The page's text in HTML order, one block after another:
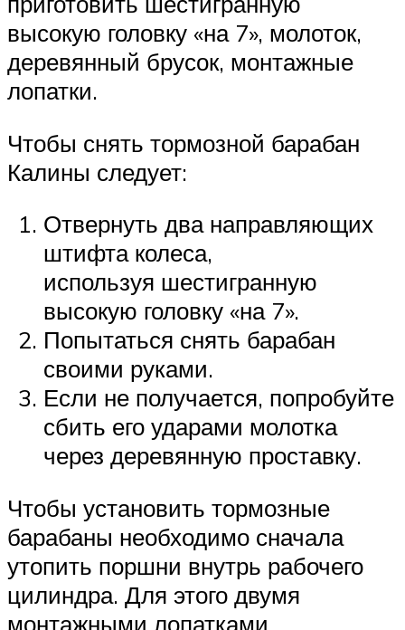
высокую головку «на 7», молоток,
деревянный брусок, монтажные
лопатки.
Чтобы снять тормозной барабан
Калины следует:
Отвернуть два направляющих
штифта колеса,
используя шестигранную
высокую головку «на 7».
Попытаться снять барабан
своими руками.
Если не получается, попробуйте
сбить его ударами молотка
через деревянную проставку.
Чтобы установить тормозные
барабаны необходимо сначала
утопить поршни внутрь рабочего
цилиндра. Для этого двумя
монтажными лопатками